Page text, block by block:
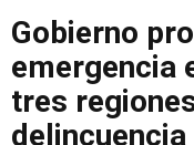
Gobierno
emergencia
tres
delincuencia